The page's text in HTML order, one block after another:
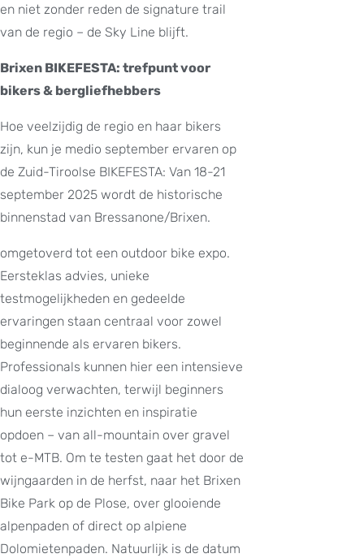
en niet zonder reden de signature trail
van de regio – de Sky Line blijft.
Brixen BIKEFESTA: trefpunt voor
bikers & bergliefhebbers
Hoe veelzijdig de regio en haar bikers
zijn, kun je medio september ervaren op
de Zuid-Tiroolse BIKEFESTA: Van 18-21
september 2025 wordt de historische
binnenstad van Bressanone/Brixen.
omgetoverd tot een outdoor bike expo.
Eersteklas advies, unieke
testmogelijkheden en gedeelde
ervaringen staan centraal voor zowel
beginnende als ervaren bikers.
Professionals kunnen hier een intensieve
dialoog verwachten, terwijl beginners
hun eerste inzichten en inspiratie
opdoen – van all-mountain over gravel
tot e-MTB. Om te testen gaat het door de
wijngaarden in de herfst, naar het Brixen
Bike Park op de Plose, over glooiende
alpenpaden of direct op alpiene
Dolomietenpaden. Natuurlijk is de datum